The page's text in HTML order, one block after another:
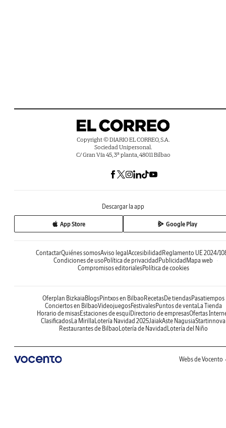
Copyright © DIARIO EL CORREO, S.A.
Sociedad Unipersonal.
C/ Gran Vía 45, 3ª planta, 48011 Bilbao
Descargar la app
App Store Google Play
ContactarQuiénes somosAviso legal Accesibilidad Reglamento UE 2024/
Condiciones de uso Política de privacidad Publicidad Mapa web
Compromisos editorialesPolítica de cookies
Oferplan Bizkaia BlogsPintxos en Bilbao RecetasDe tiendasPasatiempos
Conciertos en BilbaoVideojuegosFestivalesPuntos de venta La Tienda
Horario de misasEstaciones de esquíDirectorio de empresasOfertas
ClasificadosLa Mirilla Lotería Navidad 2025JaiakAste NagusiaStartinnova
Restaurantes de Bilbao Lotería de Navidad Lotería del Niño
Webs de Vocento